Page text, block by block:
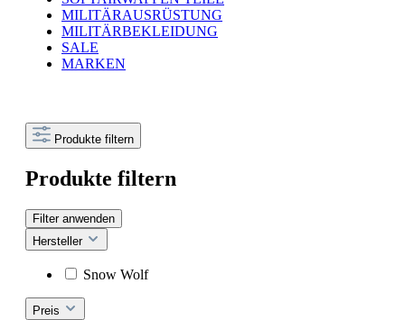
MILITÄRAUSRÜSTUNG
MILITÄRBEKLEIDUNG
SALE
MARKEN
Produkte filtern
Produkte filtern
Filter anwenden
Hersteller
Snow Wolf
Preis